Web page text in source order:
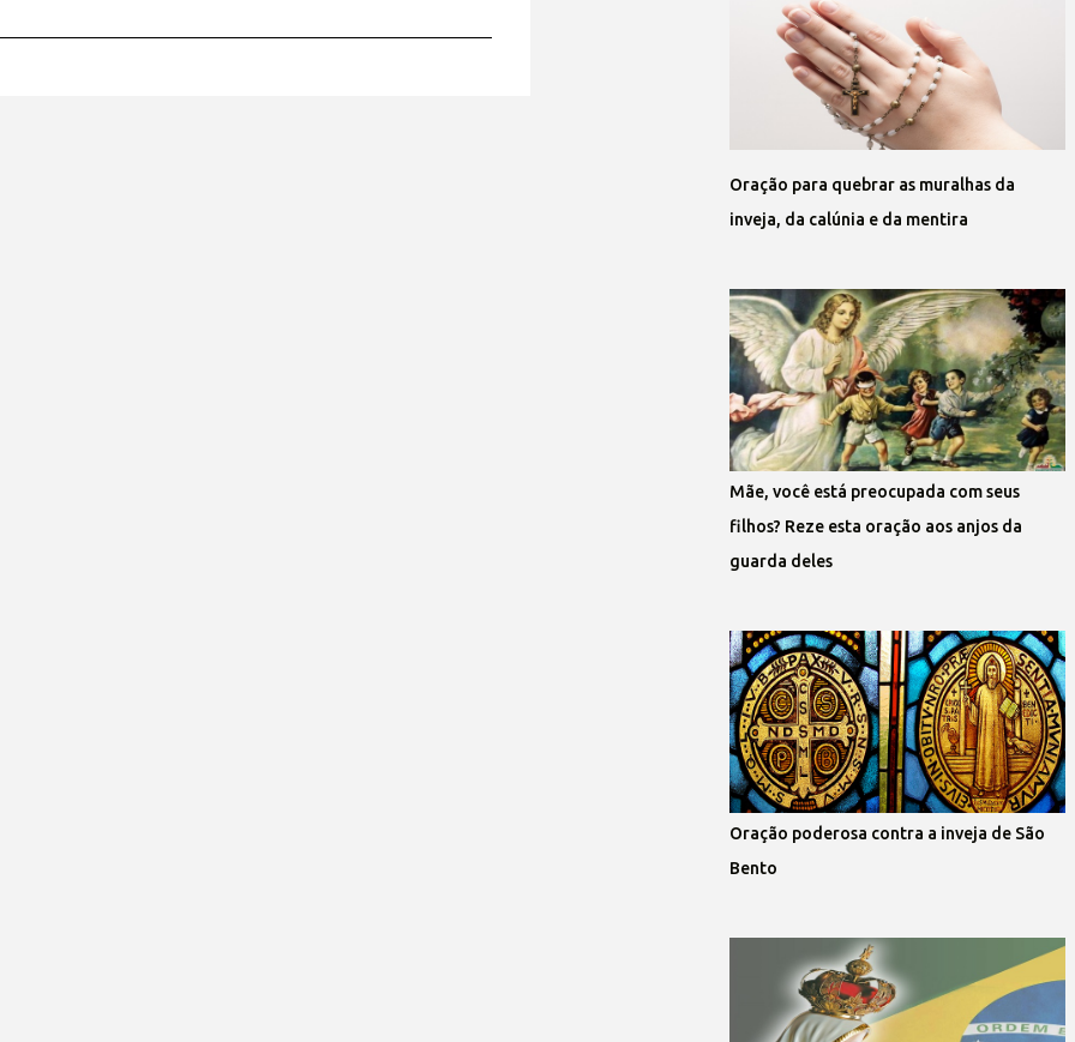
Oração para quebrar as muralhas da
inveja, da calúnia e da mentira
Mãe, você está preocupada com seus
filhos? Reze esta oração aos anjos da
guarda deles
Oração poderosa contra a inveja de São
Bento